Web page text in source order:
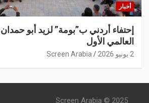
أخبار
إحتفاء أردني ب”بومة” لزيد أبو
العالمي الأول
2 يونيو 2026 Screen Arabia
Screen Arabia © 2025